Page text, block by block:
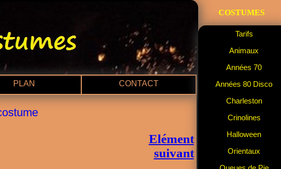
PLAN CONTACT
Elément
suivant
COSTUMES
Tarifs
Animaux
Années 70
Années 80 Disco
Charleston
Crinolines
Halloween
Orientaux